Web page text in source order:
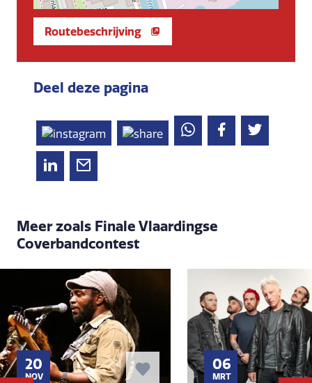
Routebeschrijving
Deel deze pagina
Meer zoals Finale Vlaardingse
Coverbandcontest
20
NOV
06
MRT